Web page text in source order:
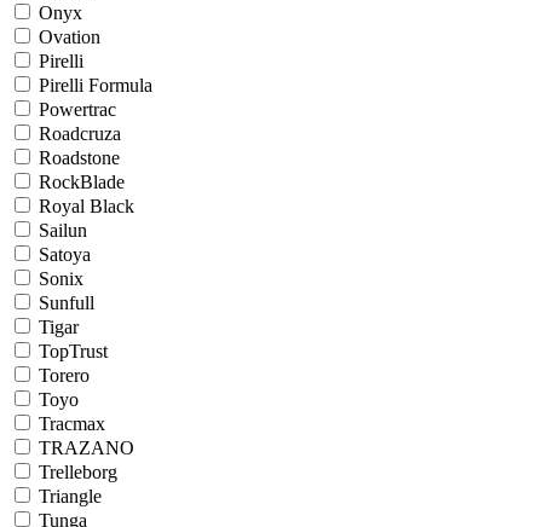
Onyx
Ovation
Pirelli
Pirelli Formula
Powertrac
Roadcruza
Roadstone
RockBlade
Royal Black
Sailun
Satoya
Sonix
Sunfull
Tigar
TopTrust
Torero
Toyo
Tracmax
TRAZANO
Trelleborg
Triangle
Tunga